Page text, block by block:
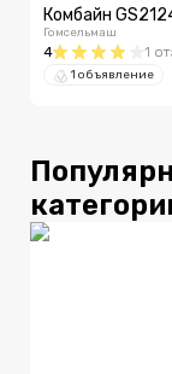
Комбайн
Гомсельмаш
4 1
1 объявление